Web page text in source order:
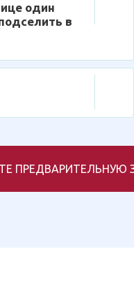
один
в
ПРЕДВАРИТЕЛЬНУЮ